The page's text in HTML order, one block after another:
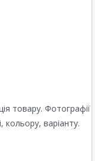
товару. Фотографії
кольору, варіанту.